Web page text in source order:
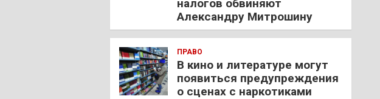
налогов обвиняют
Александру Митрошину
ПРАВО
В кино и литературе могут
появиться предупреждения
о сценах с наркотиками